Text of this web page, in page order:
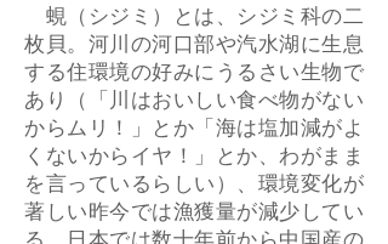
蜆（シジミ）とは、シジミ科の二
枚貝。河川の河口部や汽水湖に生息
する住環境の好みにうるさい生物で
あり（「川はおいしい食べ物がない
からムリ！」とか「海は塩加減がよ
くないからイヤ！」とか、わがまま
を言っているらしい）、環境変化が
著しい昨今では漁獲量が減少してい